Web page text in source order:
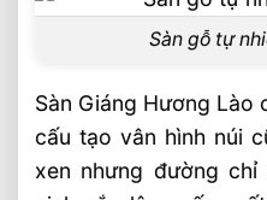
Sàn gỗ tự
Sàn Giáng Hương Lào
cấu tạo vân hình núi
xen nhưng đường chỉ